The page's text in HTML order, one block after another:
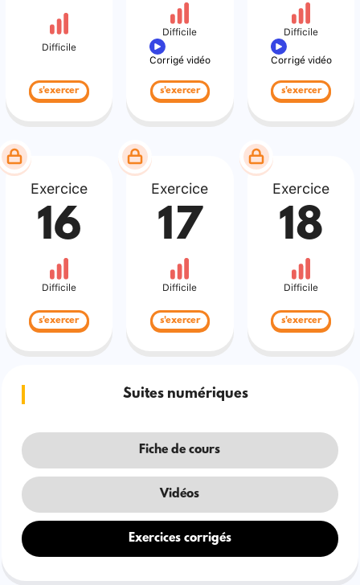
Difficile
s'exercer
Difficile
Corrigé vidéo
s'exercer
Difficile
Corrigé vidéo
s'exercer
Exercice
16
Difficile
s'exercer
Exercice
17
Difficile
s'exercer
Exercice
18
Difficile
s'exercer
Suites numériques
Fiche de cours
Vidéos
Exercices corrigés